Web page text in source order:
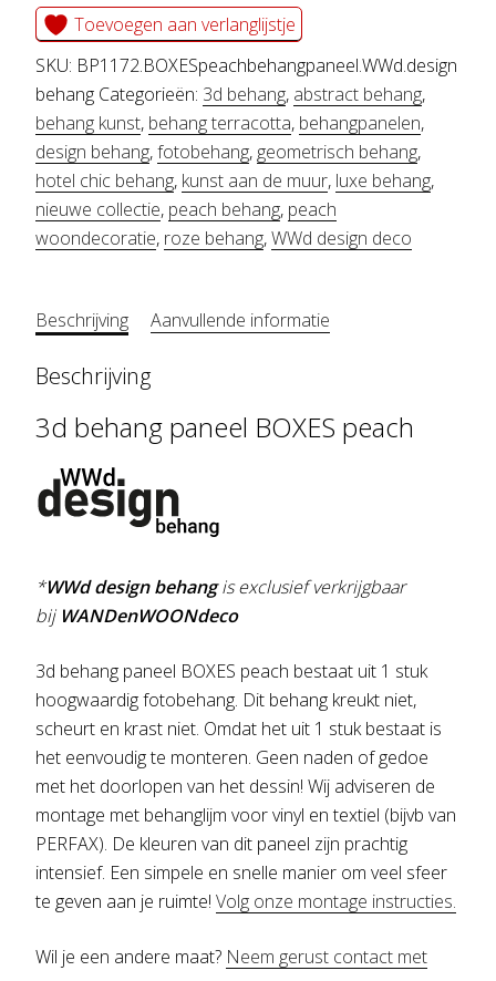
paneel
BOXES
peach
aantal
Toevoegen aan verlanglijstje
SKU: BP1172.BOXESpeachbehangpaneel.WWd.design
behang Categorieën: 3d behang, abstract behang,
behang kunst, behang terracotta, behangpanelen,
design behang,fotobehang, geometrisch behang,
hotel chic behang, kunst aan de muur, luxe behang,
nieuwe collectie, peach behang, peach
woondecoratie, roze behang,WWd design deco
Beschrijving Aanvullende informatie
Beschrijving
3d behang paneel BOXES peach
*WWd design behangis exclusief verkrijgbaar
bijWANDenWOONdeco
3d behang paneel BOXES peach bestaat uit 1 stuk
hoogwaardig fotobehang. Dit behang kreukt niet,
scheurt en krast niet. Omdat het uit 1 stuk bestaat is
het eenvoudig te monteren. Geen naden of gedoe
met het doorlopen van het dessin! Wij adviseren de
montage met behanglijm voor vinyl en textiel (bijvb van
PERFAX). De kleuren van dit paneel zijn prachtig
intensief. Een simpele en snelle manier om veel sfeer
te geven aan je ruimte! Volg onze montage instructies.
Wil je een andere maat? Neem gerust contact met